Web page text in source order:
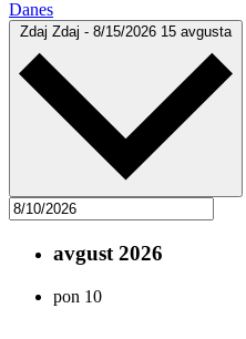
Danes
Zdaj Zdaj - 8/15/2026 15 avgusta
avgust 2026
pon 10